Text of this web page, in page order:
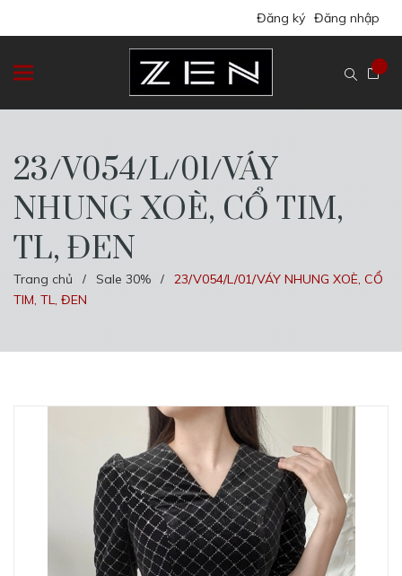
Đăng ký Đăng nhập
23/V054/L/01/VÁY
NHUNG XOÈ, CỔ TIM,
TL, ĐEN
Trang chủ / Sale 30% /
23/V054/L/01/VÁY NHUNG XOÈ, CỔ
TIM, TL, ĐEN